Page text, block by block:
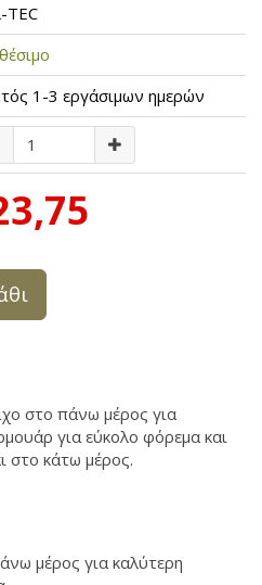
TEC
1-3 εργάσιμων ημερών
στο πάνω μέρος για
για εύκολο φόρεμα και
στο κάτω μέρος.
μέρος για καλύτερη